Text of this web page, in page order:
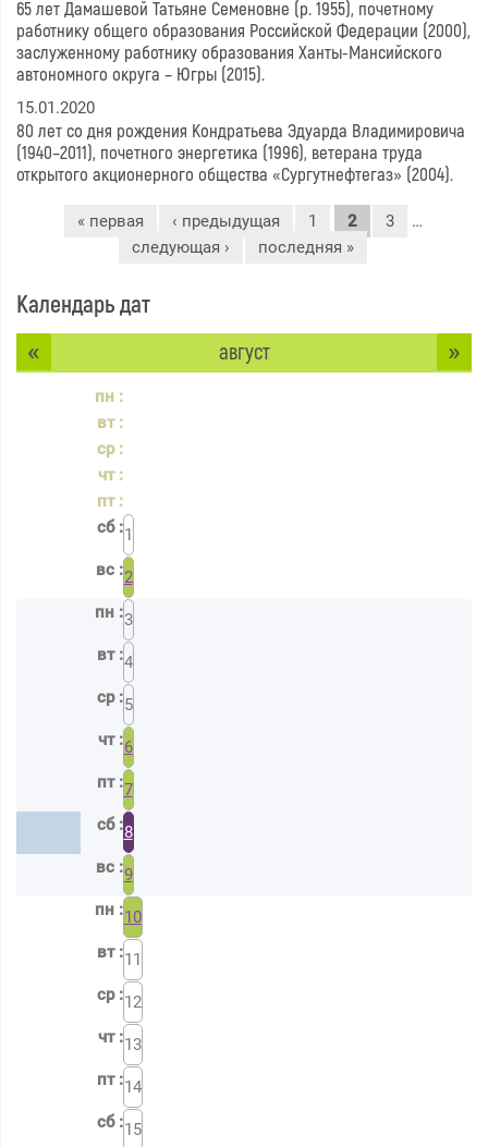
65 лет Дамашевой Татьяне Семеновне (р. 1955), почетному
работнику общего образования Российской Федерации (2000),
заслуженному работнику образования Ханты-Мансийского
автономного округа – Югры (2015).
15.01.2020
80 лет со дня рождения Кондратьева Эдуарда Владимировича
(1940–2011), почетного энергетика (1996), ветерана труда
открытого акционерного общества «Сургутнефтегаз» (2004).
« первая ‹ предыдущая 1 2 3
…
следующая ›
последняя »
Календарь дат
август
« »
1
2
3
4
5
6
7
8
9
10
11
12
13
14
15